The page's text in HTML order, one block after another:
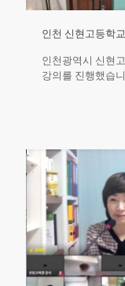
인천 신현고등학
인천광역시 신현
강의를 진행했습